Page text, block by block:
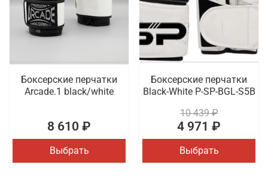
Боксерские перчатки
Arcade.1 black/white
8 610 ₽
Выбрать
Боксерские перчатки
Black-White P-SP-BGL-S5B
10 439 ₽
4 971 ₽
Выбрать